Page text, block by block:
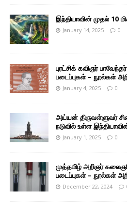
இந்தியாவின் முதல் 10
January 14, 2025 0
புரட்சிக் கவிஞர்
படைப்புகள் – நூல்கள்
January 4, 2025 0
அய்யன் திருவள்ளுவர்
நடுவில் உள்ள
January 1, 2025 0
முத்தமிழ் அறிஞர்
படைப்புகள் – நூல்கள்
December 22, 2024